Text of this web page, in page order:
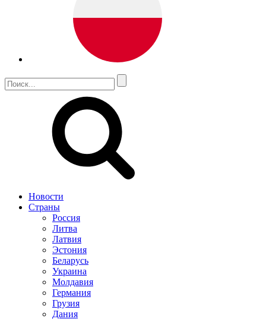
Новости
Страны
Россия
Литва
Латвия
Эстония
Беларусь
Украина
Молдавия
Германия
Грузия
Дания